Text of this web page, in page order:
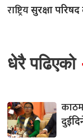
राष्ट्रियसुरक्षा
धेरै पढिएको